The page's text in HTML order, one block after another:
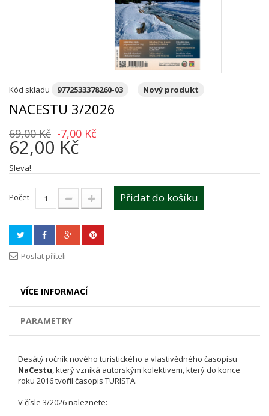
Kód skladu 9772533378260-03 Nový produkt
NACESTU 3/2026
69,00 Kč -7,00 Kč
62,00 Kč
Sleva!
Počet Přidat do košíku
Poslat příteli
VÍCE INFORMACÍ
PARAMETRY
Desátý ročník nového turistického a vlastivědného časopisu
NaCestu, který vzniká autorským kolektivem, který do konce
roku 2016 tvořil časopis TURISTA.
V čísle 3/2026 naleznete: